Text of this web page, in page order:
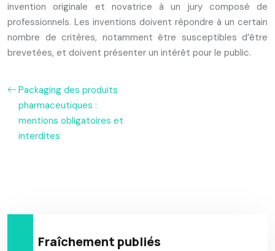
invention originale et novatrice à un jury composé de
professionnels. Les inventions doivent répondre à un certain
nombre de critères, notamment être susceptibles d’être
brevetées, et doivent présenter un intérêt pour le public.
Packaging des produits
pharmaceutiques :
mentions obligatoires et
interdites
Fraîchement publiés